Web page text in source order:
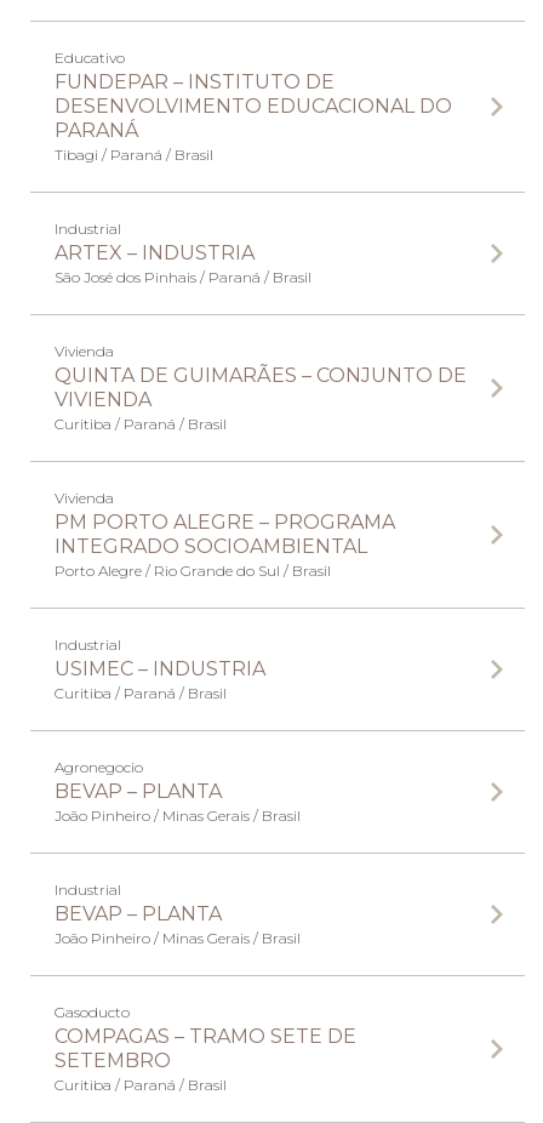
Educativo
FUNDEPAR – INSTITUTO DE
DESENVOLVIMENTO EDUCACIONAL DO
PARANÁ
Tibagi / Paraná / Brasil
Industrial
ARTEX – INDUSTRIA
São José dos Pinhais / Paraná / Brasil
Vivienda
QUINTA DE GUIMARÃES – CONJUNTO DE
VIVIENDA
Curitiba / Paraná / Brasil
Vivienda
PM PORTO ALEGRE – PROGRAMA
INTEGRADO SOCIOAMBIENTAL
Porto Alegre / Rio Grande do Sul / Brasil
Industrial
USIMEC – INDUSTRIA
Curitiba / Paraná / Brasil
Agronegocio
BEVAP – PLANTA
João Pinheiro / Minas Gerais / Brasil
Industrial
BEVAP – PLANTA
João Pinheiro / Minas Gerais / Brasil
Gasoducto
COMPAGAS – TRAMO SETE DE
SETEMBRO
Curitiba / Paraná / Brasil